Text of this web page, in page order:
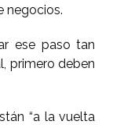
negocios.
ese paso tan
primero deben
“a la vuelta